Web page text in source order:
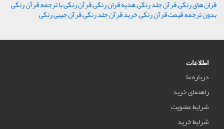
قران های رنگی,قرآن جلد رنگی,هدیه قران رنگی,قرآن رنگی با ترجمه,قرآن رنگی
بدون ترجمه,قیمت قرآن رنگی,خرید قرآن جلد رنگی,قرآن جیبی رنگی
اطلاعات
درباره ما
راهنمای خرید
شرایط عضویت
شرایط خرید